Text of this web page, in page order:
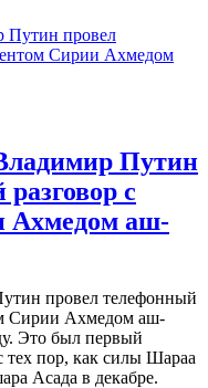
Путин
с
Ахмедом аш-
провел телефонный
Сирии Ахмедом аш-
Это был первый
тех пор, как силы Шараа
Асада в декабре.